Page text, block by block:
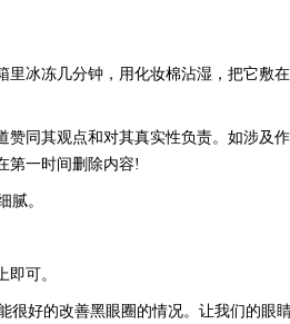
冰冻几分钟，用化妆棉沾湿，把它敷在
赞同其观点和对其真实性负责。如涉及作
第一时间删除内容!
。
可。
好的改善黑眼圈的情况。让我们的眼